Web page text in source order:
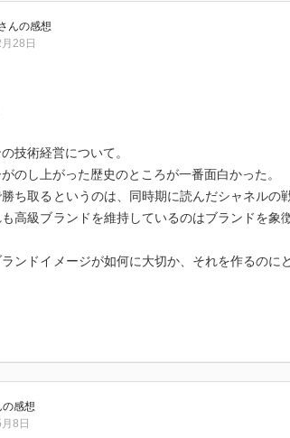
んの感想
28日
技術経営について。
のし上がった歴史のところが一番面白かった。
ち取るというのは、同時期に読んだシャネルの
高級ブランドを維持しているのはブランドを象
ンドイメージが如何に大切か、それを作るのに
の感想
8日